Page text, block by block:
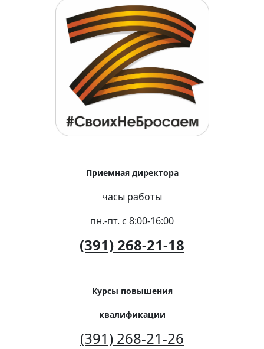
Приемная директора
часы работы
пн.-пт. с 8:00-16:00
(391) 268-21-18
Курсы повышения
квалификации
(391) 268-21-26